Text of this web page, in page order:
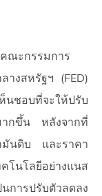
คณะกรรมการ
างสหรัฐฯ (FED)
ชอบที่จะให้ปรับ
ากขึ้น หลังจากที่
นดิบ และราคา
โนโลยีอย่างแนส
การปรับตัวลดลง